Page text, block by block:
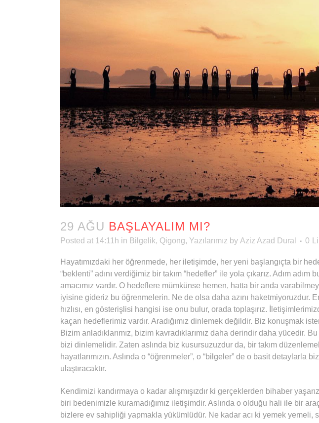
29 AĞU BAŞLAYALIM MI?
Posted at 14:11h in Bilgelik, Qigong, Yazılarımız by Aziz Azad Dural 0
Hayatımızdaki her öğrenmede, her iletişimde, her yeni başlangıçta bir
“beklenti” adını verdiğimiz bir takım “hedefler” ile yola çıkarız. Adım
amacımız vardır. O hedeflere mümkünse hemen, hatta bir anda
iyisine gideriz bu öğrenmelerin. Ne de olsa daha azını haketmiyoruzdur.
hızlısı, en gösterişlisi hangisi ise onu bulur, orada toplaşırız.
kaçan hedeflerimiz vardır. Aradığımız dinlemek değildir. Biz konuşmak
Bizim anladıklarımız, bizim kavradıklarımız daha derindir daha yücedir.
bizi dinlemelidir. Zaten aslında biz kusursuzuzdur da, bir takım
hayatlarımızın. Aslında o “öğrenmeler”, o “bilgeler” de o basit detaylarla
ulaştıracaktır.
Kendimizi kandırmaya o kadar alışmışızdır ki gerçeklerden bihaber
biri bedenimizle kuramadığımız iletişimdir. Aslında o olduğu hali ile bir
bizlere ev sahipliği yapmakla yükümlüdür. Ne kadar acı ki yemek yemeli,